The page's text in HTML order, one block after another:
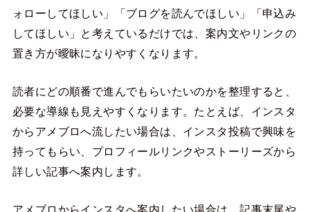
ォローしてほしい」「ブログを読んでほしい」「申込み
してほしい」と考えているだけでは、案内文やリンクの
置き方が曖昧になりやすくなります。
読者にどの順番で進んでもらいたいのかを整理すると、
必要な導線も見えやすくなります。たとえば、インスタ
からアメブロへ流したい場合は、インスタ投稿で興味を
持ってもらい、プロフィールリンクやストーリーズから
詳しい記事へ案内します。
アメブロからインスタへ案内したい場合は、記事末尾や